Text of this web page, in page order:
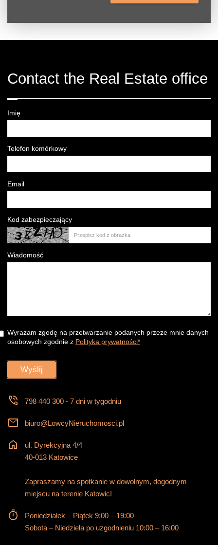
Contact the Real Estate office
Imię
Telefon komórkowy
Email
Kod zabezpieczający
Wiadomość
Wyrażam zgodę na przetwarzanie podanych przeze mnie danych
osobowych zgodnie z Polityka prywatności*
phone_in_talk 798 440 300 - 7 dni w tygodniu
mail biuro@LowcyNieruchomosci.pl
home
ul. Dyrekcyjna 4/4
40-013 Katowice
Zapraszamy na spotkanie w dowolnym, dogodnym
miejscu na terenie Katowic!
timer
Poniedziałek – Piątek 9:00 – 19:00
Sobota – Niedziela po uzgodnieniu 10:00 – 16:00